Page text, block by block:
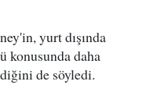
yurt dışında
konusunda daha
de söyledi.